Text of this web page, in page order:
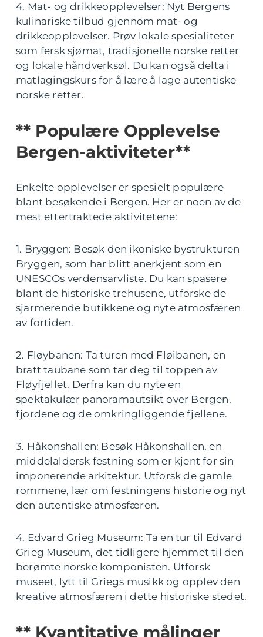
4. Mat- og drikkeopplevelser: Nyt Bergens
kulinariske tilbud gjennom mat- og
drikkeopplevelser. Prøv lokale spesialiteter
som fersk sjømat, tradisjonelle norske retter
og lokale håndverksøl. Du kan også delta i
matlagingskurs for å lære å lage autentiske
norske retter.
** Populære Opplevelse
Bergen-aktiviteter**
Enkelte opplevelser er spesielt populære
blant besøkende i Bergen. Her er noen av de
mest ettertraktede aktivitetene:
1. Bryggen: Besøk den ikoniske bystrukturen
Bryggen, som har blitt anerkjent som en
UNESCOs verdensarvliste. Du kan spasere
blant de historiske trehusene, utforske de
sjarmerende butikkene og nyte atmosfæren
av fortiden.
2. Fløybanen: Ta turen med Fløibanen, en
bratt taubane som tar deg til toppen av
Fløyfjellet. Derfra kan du nyte en
spektakulær panoramautsikt over Bergen,
fjordene og de omkringliggende fjellene.
3. Håkonshallen: Besøk Håkonshallen, en
middelaldersk festning som er kjent for sin
imponerende arkitektur. Utforsk de gamle
rommene, lær om festningens historie og nyt
den autentiske atmosfæren.
4. Edvard Grieg Museum: Ta en tur til Edvard
Grieg Museum, det tidligere hjemmet til den
berømte norske komponisten. Utforsk
museet, lytt til Griegs musikk og opplev den
kreative atmosfæren i dette historiske stedet.
** Kvantitative målinger